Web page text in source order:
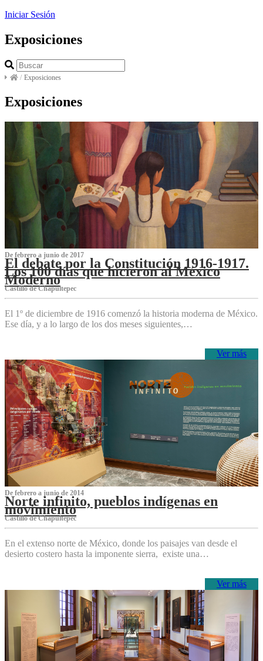
Iniciar Sesión
Exposiciones
/ Exposiciones
Exposiciones
De febrero a junio de 2017
El debate por la Constitución 1916-1917.
Los 100 días que hicieron al México
Moderno
Castillo de Chapultepec
El 1º de diciembre de 1916 comenzó la historia moderna de México.
Ese día, y a lo largo de los dos meses siguientes,…
Ver más
De febrero a junio de 2014
Norte infinito, pueblos indígenas en
movimiento
Castillo de Chapultepec
En el extenso norte de México, donde los paisajes van desde el
desierto costero hasta la imponente sierra, existe una…
Ver más